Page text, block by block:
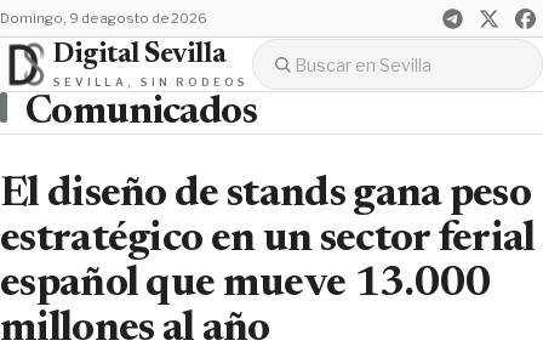
domingo, 9 de agosto de 2026
Digital Sevilla
SEVILLA, SIN RODEOS
Comunicados
El diseño de stands gana peso
estratégico en un sector ferial
español que mueve 13.000
millones al año